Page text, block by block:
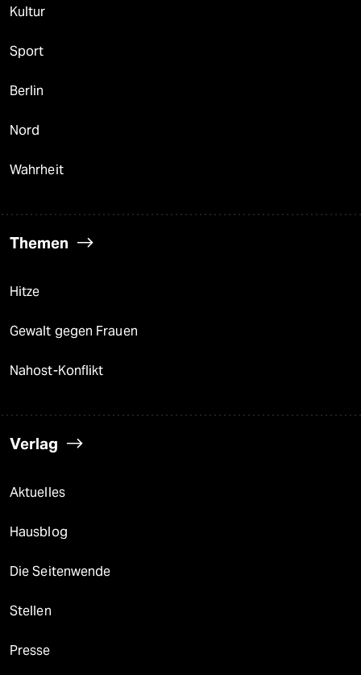
Kultur
Sport
Berlin
Nord
Wahrheit
Themen
Hitze
Gewalt gegen Frauen
Nahost-Konflikt
Verlag
Aktuelles
Hausblog
Die Seitenwende
Stellen
Presse